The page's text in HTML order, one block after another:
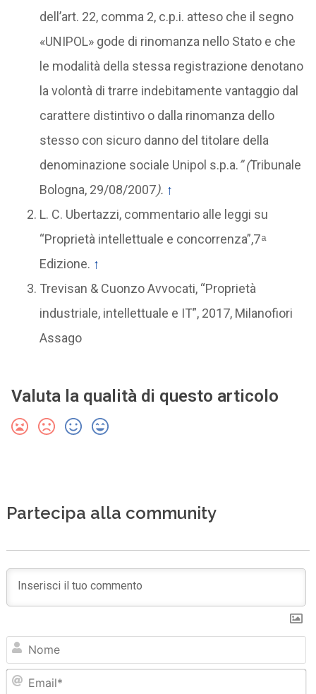
dell’art. 22, comma 2, c.p.i. atteso che il segno
«UNIPOL» gode di rinomanza nello Stato e che
le modalità della stessa registrazione denotano
la volontà di trarre indebitamente vantaggio dal
carattere distintivo o dalla rinomanza dello
stesso con sicuro danno del titolare della
denominazione sociale Unipol s.p.a.” (Tribunale
Bologna, 29/08/2007). ↑
L. C. Ubertazzi, commentario alle leggi su
“Proprietà intellettuale e concorrenza”,7 ͣ
Edizione. ↑
Trevisan & Cuonzo Avvocati, “Proprietà
industriale, intellettuale e IT”, 2017, Milanofiori
Assago
Valuta la qualità di questo articolo
Partecipa alla community